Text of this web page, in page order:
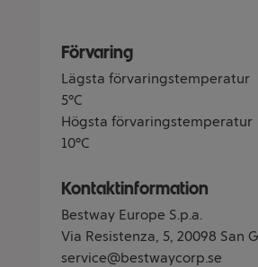
Förvaring
Lägsta förvaringstemperatur
5°C
Högsta förvaringstemperatur
10°C
Kontaktinformation
Bestway Europe S.p.a.
Via Resistenza, 5, 20098 San
service@bestwaycorp.se